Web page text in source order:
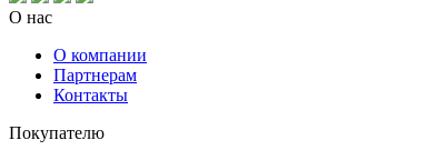
О нас
О компании
Партнерам
Контакты
Покупателю